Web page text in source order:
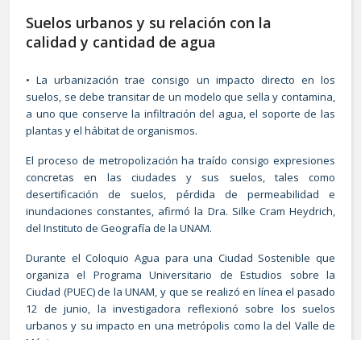
Suelos urbanos y su relación con la
calidad y cantidad de agua
• La urbanización trae consigo un impacto directo en los
suelos, se debe transitar de un modelo que sella y contamina,
a uno que conserve la infiltración del agua, el soporte de las
plantas y el hábitat de organismos.
El proceso de metropolización ha traído consigo expresiones
concretas en las ciudades y sus suelos, tales como
desertificación de suelos, pérdida de permeabilidad e
inundaciones constantes, afirmó la Dra. Silke Cram Heydrich,
del Instituto de Geografía de la UNAM.
Durante el Coloquio Agua para una Ciudad Sostenible que
organiza el Programa Universitario de Estudios sobre la
Ciudad (PUEC) de la UNAM, y que se realizó en línea el pasado
12 de junio, la investigadora reflexionó sobre los suelos
urbanos y su impacto en una metrópolis como la del Valle de